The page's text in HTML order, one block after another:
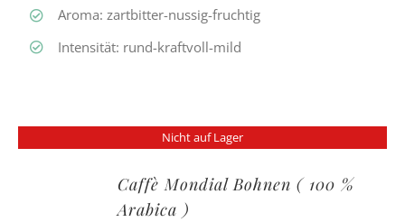
Aroma: zartbitter-nussig-fruchtig
Intensität: rund-kraftvoll-mild
Nicht auf Lager
Caffè Mondial Bohnen ( 100 %
Arabica )